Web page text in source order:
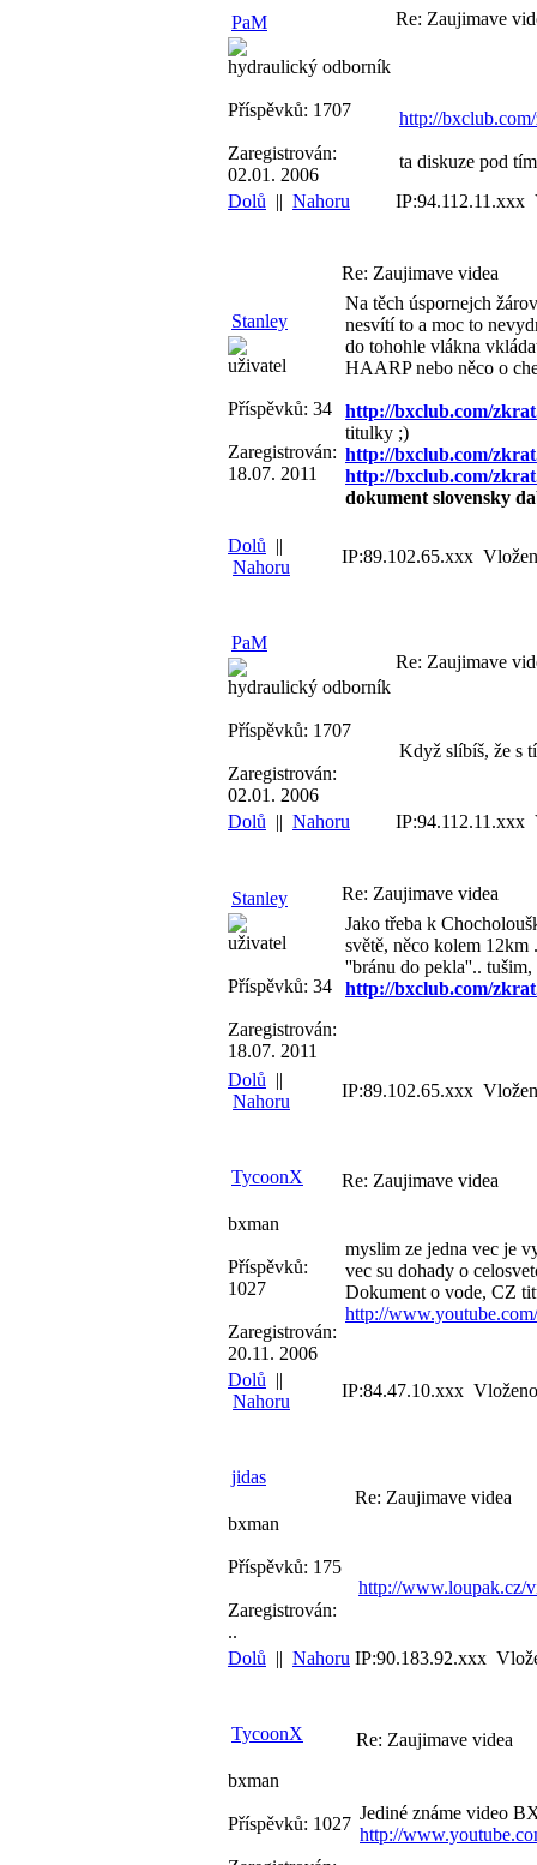
PaM
hydraulický odborník
Příspěvků: 1707
Zaregistrován:
02.01. 2006
Re: Zaujimave
http://
ta diskuze pod
Dolů || Nahoru IP:94.112.11.xxx
Stanley
uživatel
Příspěvků: 34
Zaregistrován:
18.07. 2011
Re: Zaujimave videa
Na těch úspornejch
nesvítí to a moc to
do tohohle vlákna
HAARP nebo něco o
http://bxclub.com/
titulky ;)
http://bxclub.com/
http://bxclub.com/
dokument slovensky
Dolů ||
Nahoru
IP:89.102.65.xxx
PaM
hydraulický odborník
Příspěvků: 1707
Zaregistrován:
02.01. 2006
Re: Zaujimave
Když slíbíš, že s
Dolů || Nahoru IP:94.112.11.xxx
Stanley
uživatel
Příspěvků: 34
Zaregistrován:
18.07. 2011
Re: Zaujimave videa
Jako třeba k
světě, něco kolem
''bránu do pekla''..
http://bxclub.com/
Dolů ||
Nahoru
IP:89.102.65.xxx
TycoonX
bxman
Příspěvků:
1027
Zaregistrován:
20.11. 2006
Re: Zaujimave videa
myslim ze jedna vec je
vec su dohady o
Dokument o vode, CZ
http://
Dolů ||
Nahoru
IP:84.47.10.xxx
jidas
bxman
Příspěvků: 175
Zaregistrován:
..
Re: Zaujimave videa
http://www.loupak.cz/
Dolů || Nahoru IP:90.183.92.xxx
TycoonX
bxman
Příspěvků: 1027
Re: Zaujimave videa
Jediné známe video
http://